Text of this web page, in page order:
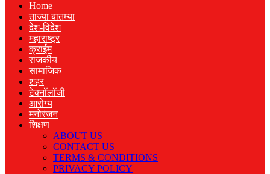
Home
ताज्या बातम्या
देश-विदेश
महाराष्ट्र
क्राईम
राजकीय
सामाजिक
शहर
टेक्नॉलॉजी
आरोग्य
मनोरंजन
शिक्षण
ABOUT US
CONTACT US
TERMS & CONDITIONS
PRIVACY POLICY